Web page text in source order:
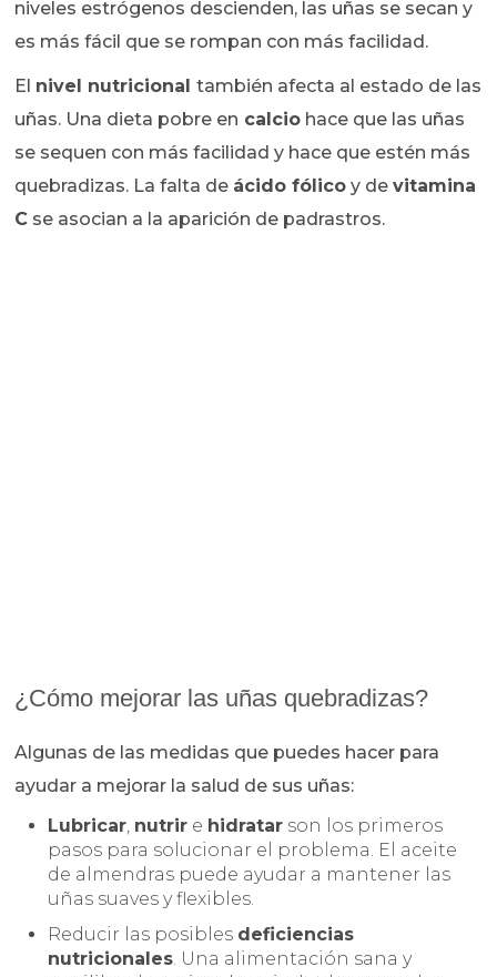
niveles estrógenos descienden, las uñas se secan y
es más fácil que se rompan con más facilidad.
El nivel nutricionaltambién afecta al estado de las
uñas. Una dieta pobre en calcio hace que las uñas
se sequen con más facilidad y hace que estén más
quebradizas. La falta de ácido fólico y devitamina
C se asocian a la aparición de padrastros.
¿Cómo mejorar las uñas quebradizas?
Algunas de las medidas que puedes hacer para
ayudar a mejorar la salud de sus uñas:
Lubricar, nutrir e hidratar son los primeros
pasos para solucionar el problema. El aceite
de almendras puede ayudar a mantener las
uñas suaves y flexibles.
Reducir las posibles deficiencias
nutricionales. Una alimentación sana y